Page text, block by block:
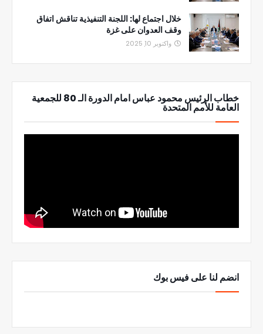
خلال اجتماع لها: اللجنة التنفيذية تناقش اتفاق
وقف العدوان على غزة
واكتوبر 10, 2025
خطاب الرئيس محمود عباس امام الدورة الـ 80 للجمعية
العامة للأمم المتحدة
انضم لنا على فيس بوك